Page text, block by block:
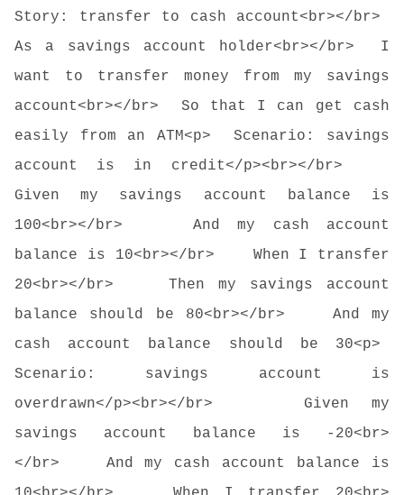
Story: transfer to cash account<br></br>
As a savings account holder<br></br> I
want to transfer money from my savings
account<br></br> So that I can get cash
easily from an ATM<p> Scenario: savings
account is in credit</p><br></br>
Given my savings account balance is
100<br></br> And my cash account
balance is 10<br></br> When I transfer
20<br></br> Then my savings account
balance should be 80<br></br> And my
cash account balance should be 30<p>
Scenario: savings account is
overdrawn</p><br></br> Given my
savings account balance is -20<br>
</br> And my cash account balance is